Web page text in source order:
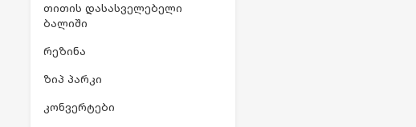
თითის დასასველებელი
ბალიში
რეზინა
ზიპ პარკი
კონვერტები